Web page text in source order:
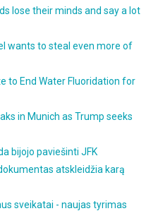
lose their minds and say a lot
wants to steal even more of
to End Water Fluoridation for
in Munich as Trump seeks
bijojo paviešinti JFK
atskleidžia karą
sveikatai - naujas tyrimas